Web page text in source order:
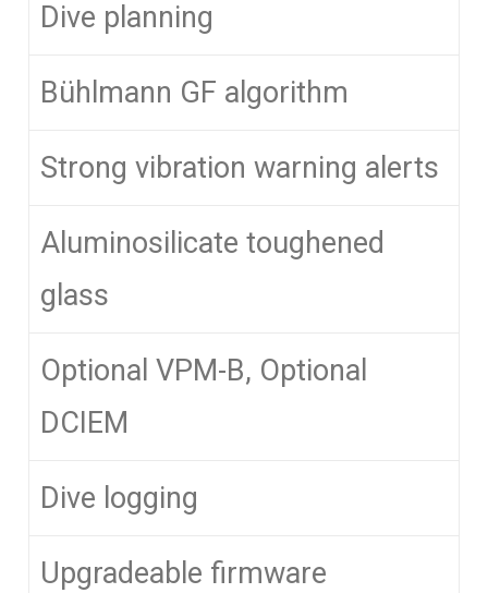
Dive planning
Bühlmann GF algorithm
Strong vibration warning alerts
Aluminosilicate toughened
glass
Optional VPM-B, Optional
DCIEM
Dive logging
Upgradeable firmware